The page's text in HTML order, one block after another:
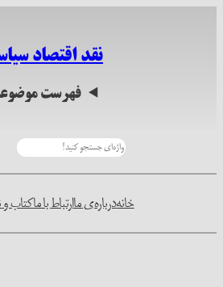
نقد اقتصاد
فهرست
خانهدرباره‌ی ماارتباط با ماکتاب